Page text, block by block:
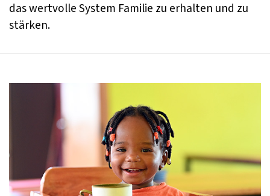
das wertvolle System Familie zu erhalten und zu
stärken.